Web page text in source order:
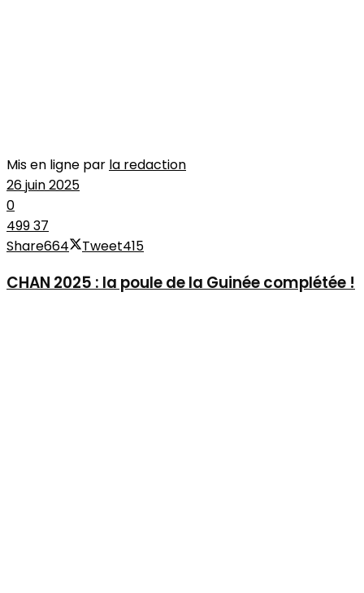
Mis en ligne par la redaction
26 juin 2025
0
49937
Share664 Tweet415
CHAN 2025 : la poule de la Guinée complétée !